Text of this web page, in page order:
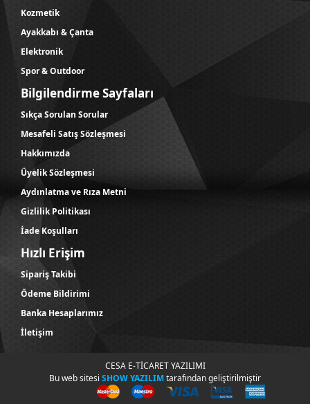
Kozmetik
Ayakkabı & Çanta
Elektronik
Spor & Outdoor
Bilgilendirme Sayfaları
Sıkça Sorulan Sorular
Mesafeli Satış Sözleşmesi
Hakkımızda
Üyelik Sözleşmesi
Aydınlatma ve Rıza Metni
Gizlilik Politikası
İade Koşulları
Hızlı Erişim
Sipariş Takibi
Ödeme Bildirimi
Banka Hesaplarımız
İletişim
CESA E-TİCARET YAZILIMI
Bu web sitesi SHOW YAZILIMtarafından geliştirilmiştir